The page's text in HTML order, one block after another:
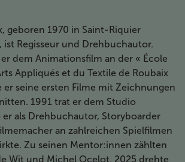
, geboren 1970 in Saint- Riquier
ist Regisseur und Drehbuchautor.
dem Animationsfilm an der « École
Appliqués et du Textile de Roubaix
er seine ersten Filme mit Zeichnungen
1991 trat er dem Studio
er als Drehbuchautor, Storyboarder
an zahlreichen Spielfilmen
Zu seinen Mentor:innen zählten
Wit und Michel Ocelot. 2025 drehte